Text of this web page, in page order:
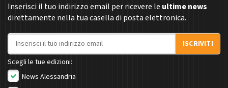
Inserisci il tuo indirizzo email per ricevere le ultime news
direttamente nella tua casella di posta elettronica.
Indirizzo email
ISCRIVITI
Scegli le tue edizioni:
News Alessandria